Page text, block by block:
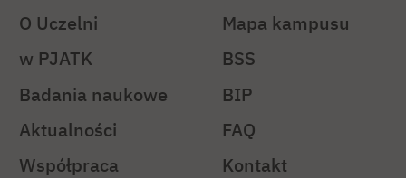
O Uczelni
w PJATK
Badania naukowe
Aktualności
Współpraca
Mapa kampusu
BSS
BIP
FAQ
Kontakt